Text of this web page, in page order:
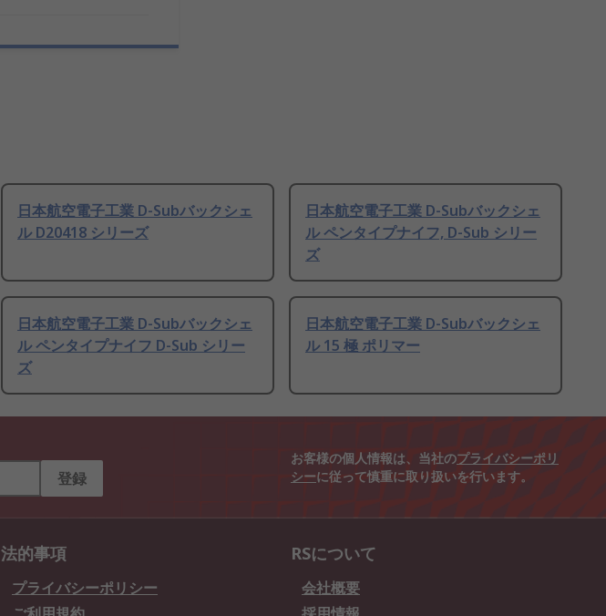
日本航空電子工業 D-Subバックシェ
ル D20418 シリーズ
日本航空電子工業 D-Subバックシェ
ル ペンタイプナイフ, D-Sub シリー
ズ
日本航空電子工業 D-Subバックシェ
ル ペンタイプナイフ D-Sub シリー
ズ
日本航空電子工業 D-Subバックシェ
ル 15 極 ポリマー
登録
お客様の個人情報は、当社のプライバシーポリ
シーに従って慎重に取り扱いを行います。
法的事項
プライバシーポリシー
RSについて
会社概要